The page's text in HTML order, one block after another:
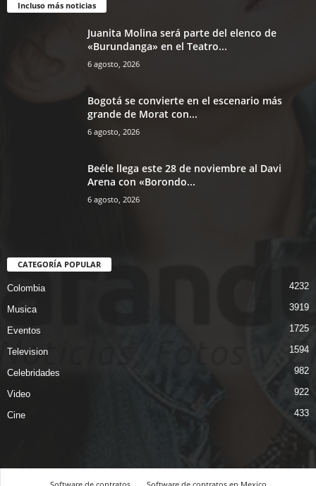
Incluso más noticias
Juanita Molina será parte del elenco de
«Burundanga» en el Teatro...
6 agosto, 2026
Bogotá se convierte en el escenario más
grande de Morat con...
6 agosto, 2026
Beéle llega este 28 de noviembre al Davi
Arena con «Borondo...
6 agosto, 2026
CATEGORÍA POPULAR
Colombia 4232
Musica 3919
Eventos 1725
Television 1594
Celebridades 982
Video 922
Cine 433